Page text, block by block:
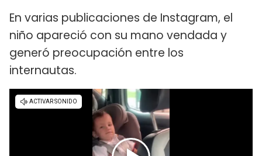
En varias publicaciones de Instagram, el
niño apareció con su mano vendada y
generó preocupación entre los
internautas.